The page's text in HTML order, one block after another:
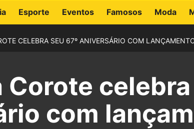
Esporte Eventos Famosos Moda
CELEBRA SEU 67º ANIVERSÁRIO COM
Corote
com